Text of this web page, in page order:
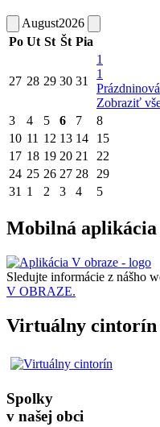
August2026
Po Ut St Št Pia
27 28 29 30 31
1
1
Zobraziť
3 4 5 6 7 8
10 11 12 13 14 15
17 18 19 20 21 22
24 25 26 27 28 29
31 1 2 3 4 5
Mobilná aplikácia
Sledujte informácie z nášho
V OBRAZE.
Virtuálny cintorín
Spolky
v našej obci